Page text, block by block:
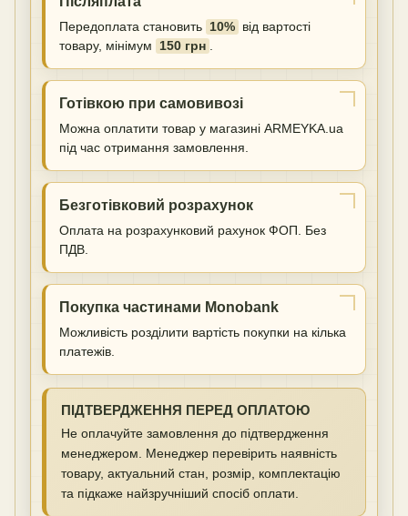
Передоплата становить 10% від вартості
товару, мінімум
150 грн
Готівкою при самовивозі
Можна оплатити товар у магазині ARMEYKA.ua
під час отримання замовлення.
Безготівковий розрахунок
Оплата на розрахунковий рахунок ФОП. Без
ПДВ.
Покупка частинами Monobank
Можливість розділити вартість покупки на кілька
платежів.
ПІДТВЕРДЖЕННЯ ПЕРЕД ОПЛАТОЮ
Не оплачуйте замовлення до підтвердження
менеджером. Менеджер перевірить наявність
товару, актуальний стан, розмір, комплектацію
та підкаже найзручніший спосіб оплати.